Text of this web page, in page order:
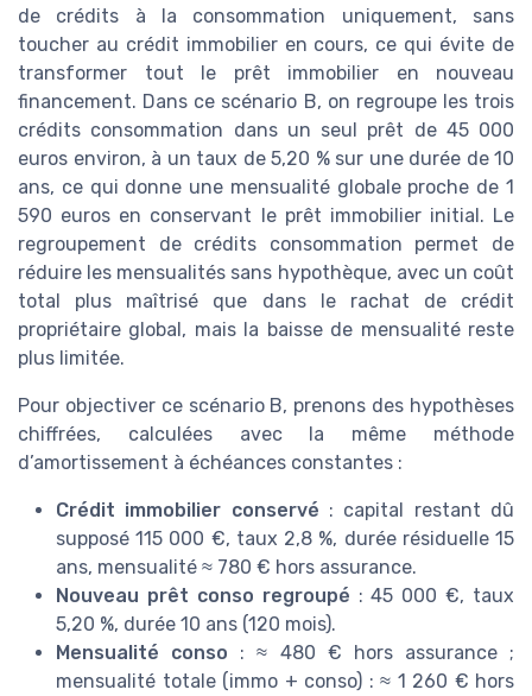
de crédits à la consommation uniquement, sans
toucher au crédit immobilier en cours, ce qui évite de
transformer tout le prêt immobilier en nouveau
financement. Dans ce scénario B, on regroupe les trois
crédits consommation dans un seul prêt de 45 000
euros environ, à un taux de 5,20 % sur une durée de 10
ans, ce qui donne une mensualité globale proche de 1
590 euros en conservant le prêt immobilier initial. Le
regroupement de crédits consommation permet de
réduire les mensualités sans hypothèque, avec un coût
total plus maîtrisé que dans le rachat de crédit
propriétaire global, mais la baisse de mensualité reste
plus limitée.
Pour objectiver ce scénario B, prenons des hypothèses
chiffrées, calculées avec la même méthode
d’amortissement à échéances constantes :
Crédit immobilier conservé : capital restant dû
supposé 115 000 €, taux 2,8 %, durée résiduelle 15
ans, mensualité ≈ 780 € hors assurance.
Nouveau prêt conso regroupé : 45 000 €, taux
5,20 %, durée 10 ans (120 mois).
Mensualité conso : ≈ 480 € hors assurance ;
mensualité totale (immo + conso) : ≈ 1 260 € hors